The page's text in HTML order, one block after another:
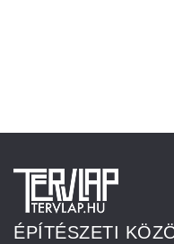
ÉPÍTÉSZETI